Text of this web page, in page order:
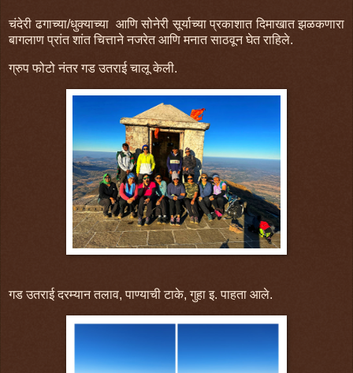
चंदेरी ढगाच्या/धुक्याच्या आणि सोनेरी सूर्याच्या प्रकाशात दिमाखात झळकणारा
बागलाण प्रांत शांत चित्ताने नजरेत आणि मनात साठवून घेत राहिले.
ग्रुप फोटो नंतर गड उतराई चालू केली.
गड उतराई दरम्यान तलाव, पाण्याची टाके, गुहा इ. पाहता आले.